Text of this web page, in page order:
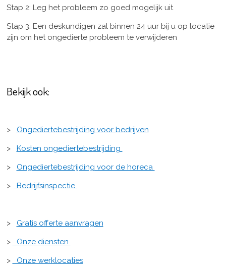
Stap 2: Leg het probleem zo goed mogelijk uit
Stap 3. Een deskundigen zal binnen 24 uur bij u op locatie
zijn om het ongedierte probleem te verwijderen
Bekijk ook:
> Ongediertebestrijding voor bedrijven
> Kosten ongediertebestrijding
> Ongediertebestrijding voor de horeca
> Bedrijfsinspectie
> Gratis offerte aanvragen
> Onze diensten
> Onze werklocaties